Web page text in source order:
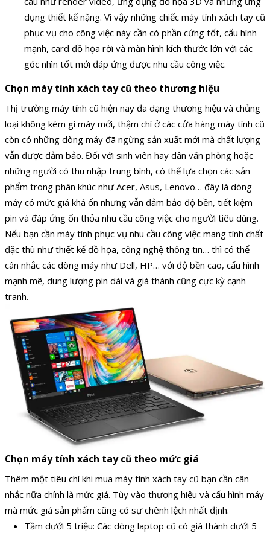
dụng thiết kế nặng. Vì vậy những chiếc máy tính xách tay cũ
phục vụ cho công việc này cần có phần cứng tốt, cấu hình
mạnh, card đồ họa rời và màn hình kích thước lớn với các
góc nhìn tốt mới đáp ứng được nhu cầu công việc.
Chọn máy tính xách tay cũ theo thương hiệu
Thị trường máy tính cũ hiện nay đa dạng thương hiệu và chủng
loại không kém gì máy mới, thậm chí ở các cửa hàng máy tính cũ
còn có những dòng máy đã ngừng sản xuất mới mà chất lượng
vẫn được đảm bảo. Đối với sinh viên hay dân văn phòng hoặc
những người có thu nhập trung bình, có thể lựa chọn các sản
phẩm trong phân khúc như Acer, Asus, Lenovo… đây là dòng
máy có mức giá khá ổn nhưng vẫn đảm bảo độ bền, tiết kiệm
pin và đáp ứng ổn thỏa nhu cầu công việc cho người tiêu dùng.
Nếu bạn cần máy tính phục vụ nhu cầu công việc mang tính chất
đặc thù như thiết kế đồ họa, công nghệ thông tin… thì có thể
cân nhắc các dòng máy như Dell, HP… với độ bền cao, cấu hình
mạnh mẽ, dung lượng pin dài và giá thành cũng cực kỳ cạnh
tranh.
Chọn máy tính xách tay cũ theo mức giá
Thêm một tiêu chí khi mua máy tính xách tay cũ bạn cần cân
nhắc nữa chính là mức giá. Tùy vào thương hiệu và cấu hình máy
mà mức giá sản phẩm cũng có sự chênh lệch nhất định.
Tầm dưới 5 triệu: Các dòng laptop cũ có giá thành dưới 5